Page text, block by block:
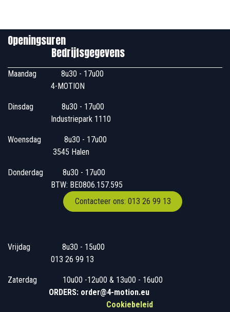
Openingsuren
Bedrijfsgegevens
Maandag
​8u30 - 17u00
4-MOTION
Dinsdag
​8u30 - 17u00
Industriepark 1110
Woensdag
​​​ 8u30 - 17u00
3545 Halen
Donderdag
​​8u30 - 17u00
BTW: BE0806.157.595
Contacteer ons: 013 26 99 13
Vrijdag
​8u30 - 15u00
013 26 99 13
Zaterdag
​10u00 -12u00 & 13u00 - 16u00
ORDERS: order@4-motion.eu
Cookiebeleid